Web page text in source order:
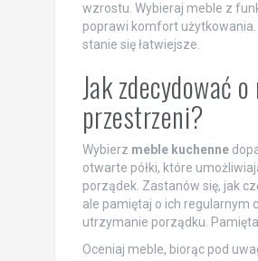
wzrostu. Wybieraj meble z
poprawi komfort
stanie się łatwiejsze.
Jak zdecydować
przestrzeni?
Wybierz meble kuchenne
otwarte półki, które
porządek. Zastanów się, jak
ale pamiętaj o ich regularnym
utrzymanie porządku.
Oceniaj meble, biorąc pod